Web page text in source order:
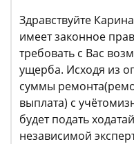
Здравствуйте
имеет законное
требовать с Вас
ущерба. Исходя из
суммы
выплата) с
будет подать
независимой